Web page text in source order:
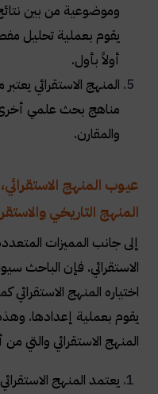
وموضوعية من بين
يقوم بعملية تحليل
أولاً بأول.
المنهج الاستقرائي
مناهج بحث علمي
والمقارن.
عيوب المنهج
المنهج التاريخي
إلى جانب المميزات
الاستقرائي. فإن الباحث
اختياره المنهج
يقوم بعملية إعدادها.
المنهج الاستقرائي والتي
يعتمد المنهج